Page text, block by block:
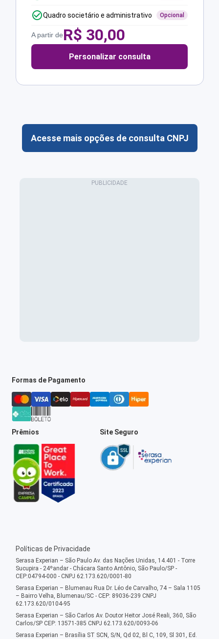
Quadro societário e administrativo Opcional
A partir deR$ 30,00
Personalizar consulta
Acesse mais opções de consulta CNPJ
Formas de Pagamento
Prêmios Site Seguro
Políticas de Privacidade
Serasa Experian – São Paulo Av. das Nações Unidas, 14.401 - Torre
Sucupira - 24ºandar - Chácara Santo Antônio, São Paulo/SP -
CEP:04794-000 - CNPJ 62.173.620/0001-80
Serasa Experian – Blumenau Rua Dr. Léo de Carvalho, 74 – Sala 1105
– Bairro Velha, Blumenau/SC - CEP: 89036-239 CNPJ
62.173.620/0104-95
Serasa Experian – São Carlos Av. Doutor Heitor José Reali, 360, São
Carlos/SP CEP: 13571-385 CNPJ 62.173.620/0093-06
Serasa Experian – Brasília ST SCN, S/N, Qd 02, Bl C, 109, Sl 301, Ed.